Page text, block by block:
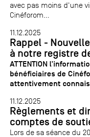
avec pas moins d'une
Cinéforom...
11.12.2025
Rappel -
à notre registre
ATTENTION
bénéficiaires de
attentivement
11.12.2025
Règlements et
comptes de
Lors de sa séance du